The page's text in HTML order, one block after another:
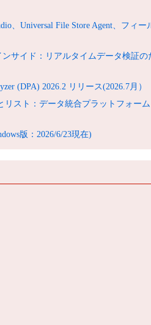
、Universal File Store Agent、フィー
ンサイド：リアルタイムデータ検証の
(DPA) 2026.2 リリース(2026.7月）
リスト：データ統合プラットフォーム
版：2026/6/23現在)